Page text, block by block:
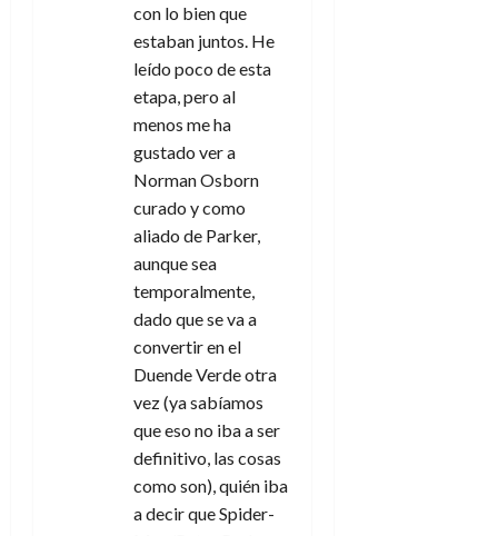
con lo bien que
estaban juntos. He
leído poco de esta
etapa, pero al
menos me ha
gustado ver a
Norman Osborn
curado y como
aliado de Parker,
aunque sea
temporalmente,
dado que se va a
convertir en el
Duende Verde otra
vez (ya sabíamos
que eso no iba a ser
definitivo, las cosas
como son), quién iba
a decir que Spider-